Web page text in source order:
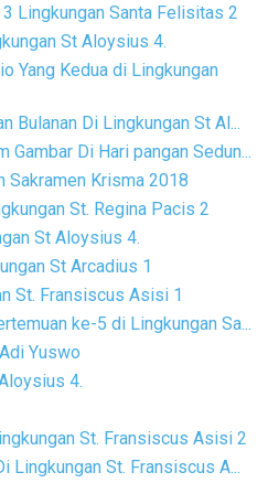
Lingkungan Santa Felisitas 2
St Aloysius 4.
Yang Kedua di Lingkungan
Bulanan Di Lingkungan St Al...
Di Hari pangan Sedun...
Sakramen Krisma 2018
St. Regina Pacis 2
St Aloysius 4.
St Arcadius 1
St. Fransiscus Asisi 1
ke-5 di Lingkungan Sa...
Yuswo
4.
St. Fransiscus Asisi 2
Lingkungan St. Fransiscus A...